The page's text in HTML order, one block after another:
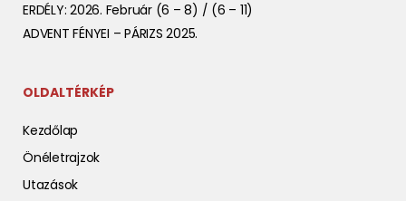
ERDÉLY: 2026. Február (6 – 8) / (6 – 11)
ADVENT FÉNYEI – PÁRIZS 2025.
OLDALTÉRKÉP
Kezdőlap
Önéletrajzok
Utazások